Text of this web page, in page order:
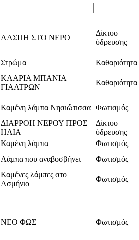
ΛΑΣΠΗ ΣΤΟ ΝΕΡΟ
Δίκτυο
ύδρευσης
Στρώμα Καθαριότητα
ΚΛΑΡΙΑ ΜΠΑΝΙΑ
ΓΙΑΛΤΡΩΝ
Καθαριότητα
Καμένη λάμπα Νησιώτισσα Φωτισμός
ΔΙΑΡΡΟΗ ΝΕΡΟΥ ΠΡΟΣ
ΗΛΙΑ
Δίκτυο
ύδρευσης
Καμένη λάμπα Φωτισμός
Λάμπα που αναβοσβήνει Φωτισμός
Καμένες λάμπες στο
Ασμήνιο
Φωτισμός
ΝΕΟ ΦΩΣ Φωτισμός